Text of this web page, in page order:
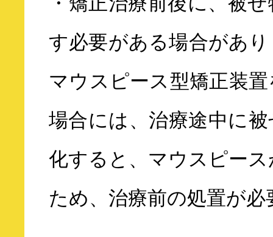
す必要がある場合があ
マウスピース型矯正装
場合には、治療途中に
化すると、マウスピー
ため、治療前の処置が必